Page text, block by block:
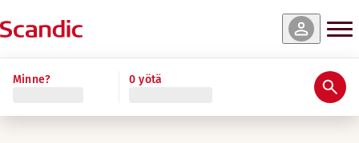
Minne? 0 yötä